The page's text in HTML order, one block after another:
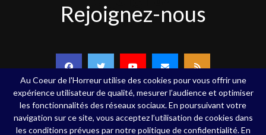
nous
Rejoignez-nous
Copyright ©Au Coeur de l'Horreur - 2020 - Tous droits réservés
Au Coeur de l'Horreur utilise des cookies pour vous offrir une
expérience utilisateur de qualité, mesurer l’audience et optimiser
les fonctionnalités des réseaux sociaux. En poursuivant votre
navigation sur ce site, vous acceptez l’utilisation de cookies dans
les conditions prévues par notre politique de confidentialité. En